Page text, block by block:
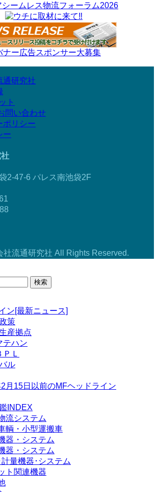
通研究社
ト
問い合わせ
ポリシー
ー
2-47-6 パレス南池袋2F
流通研究社 All Rights Reserved.
ン[最新ニュース]
策
産拠点
テハン
Ｌ
ル
月15日以前のMFヘッドライン
INDEX
流システム
輌・小型運搬車
器・システム
器・システム
量機器･システム
ト関連機器